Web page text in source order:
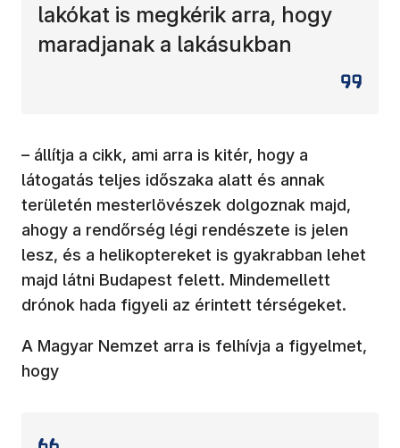
lakókat is megkérik arra, hogy
maradjanak a lakásukban
– állítja a cikk, ami arra is kitér, hogy a
látogatás teljes időszaka alatt és annak
területén mesterlövészek dolgoznak majd,
ahogy a rendőrség légi rendészete is jelen
lesz, és a helikoptereket is gyakrabban lehet
majd látni Budapest felett. Mindemellett
drónok hada figyeli az érintett térségeket.
A Magyar Nemzet arra is felhívja a figyelmet,
hogy